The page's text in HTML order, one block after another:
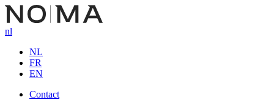
Overslaan
en
naar
inhoud
gaan
nl
NL
FR
EN
Contact